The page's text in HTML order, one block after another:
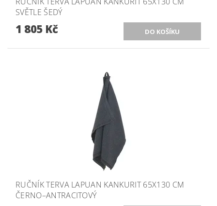
SVĚTLE ŠEDÝ
1 805 Kč
RUČNÍK TERVA LAPUAN KANKURIT 65X130 CM
ČERNO–ANTRACITOVÝ